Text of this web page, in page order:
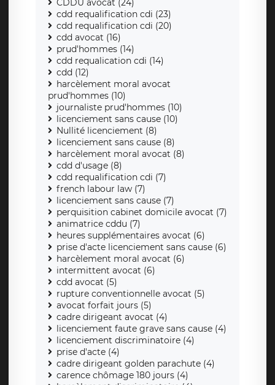
CDDU avocat (24)
cdd requalification cdi (23)
cdd requalification cdi (20)
cdd avocat (16)
prud'hommes (14)
cdd requalication cdi (14)
cdd (12)
harcèlement moral avocat
prud'hommes (10)
journaliste prud'hommes (10)
licenciement sans cause (10)
Nullité licenciement (8)
licenciement sans cause (8)
harcèlement moral avocat (8)
cdd d'usage (8)
cdd requalification cdi (7)
french labour law (7)
licenciement sans cause (7)
perquisition cabinet domicile avocat (7)
animatrice cddu (7)
heures supplémentaires avocat (6)
prise d'acte licenciement sans cause (6)
harcèlement moral avocat (6)
intermittent avocat (6)
cdd avocat (5)
rupture conventionnelle avocat (5)
avocat forfait jours (5)
cadre dirigeant avocat (4)
licenciement faute grave sans cause (4)
licenciement discriminatoire (4)
prise d'acte (4)
cadre dirigeant golden parachute (4)
carence chômage 180 jours (4)